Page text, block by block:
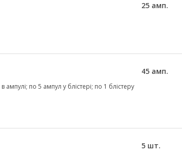
25 амп.
по 5 ампул у блістері; по 1 блістеру
45 амп.
5 шт.